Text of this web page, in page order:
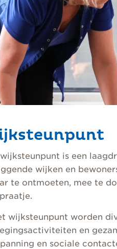
wijksteunpunt is een
wijken en
te ontmoeten, mee te
wijksteunpunt worden
en
en sociale